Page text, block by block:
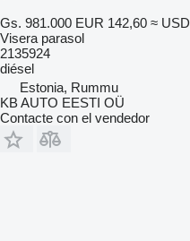
Gs. 981.000 EUR 142,60 ≈
Visera parasol
2135924
diésel
Estonia, Rummu
KB AUTO EESTI OÜ
Contacte con el vendedor